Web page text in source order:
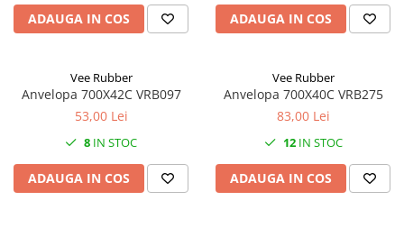
18"
20"
26"
29"
7"
ADAUGA IN COS ADAUGA IN COS
Vee Rubber
Anvelopa 700X42C VRB097
53,00 Lei
8 IN STOC
ADAUGA IN COS
Vee Rubber
Anvelopa 700X40C VRB275
83,00 Lei
12IN STOC
ADAUGA IN COS